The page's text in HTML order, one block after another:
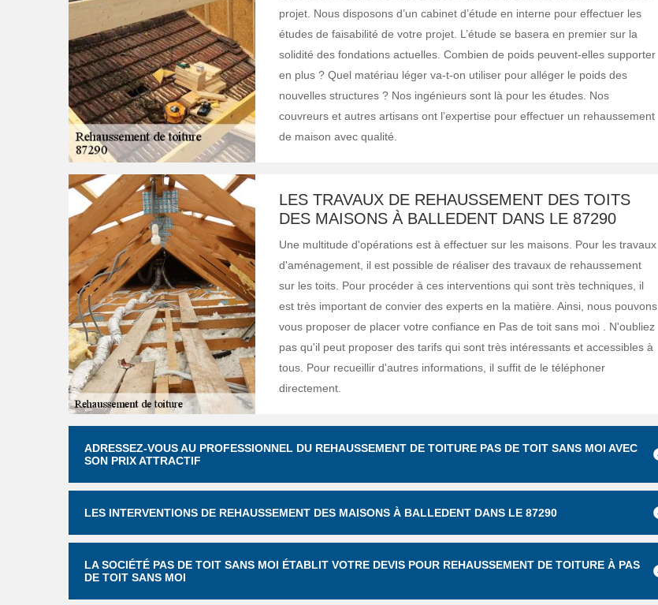
projet. Nous disposons d’un cabinet d’étude en interne pour effectuer les
études de faisabilité de votre projet. L’étude se basera en premier sur la
solidité des fondations actuelles. Combien de poids peuvent-elles supporter
en plus ? Quel matériau léger va-t-on utiliser pour alléger le poids des
nouvelles structures ? Nos ingénieurs sont là pour les études. Nos
couvreurs et autres artisans ont l’expertise pour effectuer un rehaussement
de maison avec qualité.
LES TRAVAUX DE REHAUSSEMENT DES TOITS
DES MAISONS À BALLEDENT DANS LE 87290
Une multitude d'opérations est à effectuer sur les maisons. Pour les travaux
d'aménagement, il est possible de réaliser des travaux de rehaussement
sur les toits. Pour procéder à ces interventions qui sont très techniques, il
est très important de convier des experts en la matière. Ainsi, nous pouvons
vous proposer de placer votre confiance en Pas de toit sans moi . N'oubliez
pas qu'il peut proposer des tarifs qui sont très intéressants et accessibles à
tous. Pour recueillir d'autres informations, il suffit de le téléphoner
directement.
ADRESSEZ-VOUS AU PROFESSIONNEL DU REHAUSSEMENT DE TOITURE PAS DE TOIT SANS MOI AVEC
SON PRIX ATTRACTIF
LES INTERVENTIONS DE REHAUSSEMENT DES MAISONS À BALLEDENT DANS LE 87290
LA SOCIÉTÉ PAS DE TOIT SANS MOI ÉTABLIT VOTRE DEVIS POUR REHAUSSEMENT DE TOITURE À PAS
DE TOIT SANS MOI